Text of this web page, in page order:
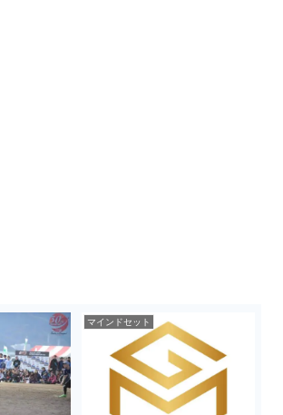
マインドセット